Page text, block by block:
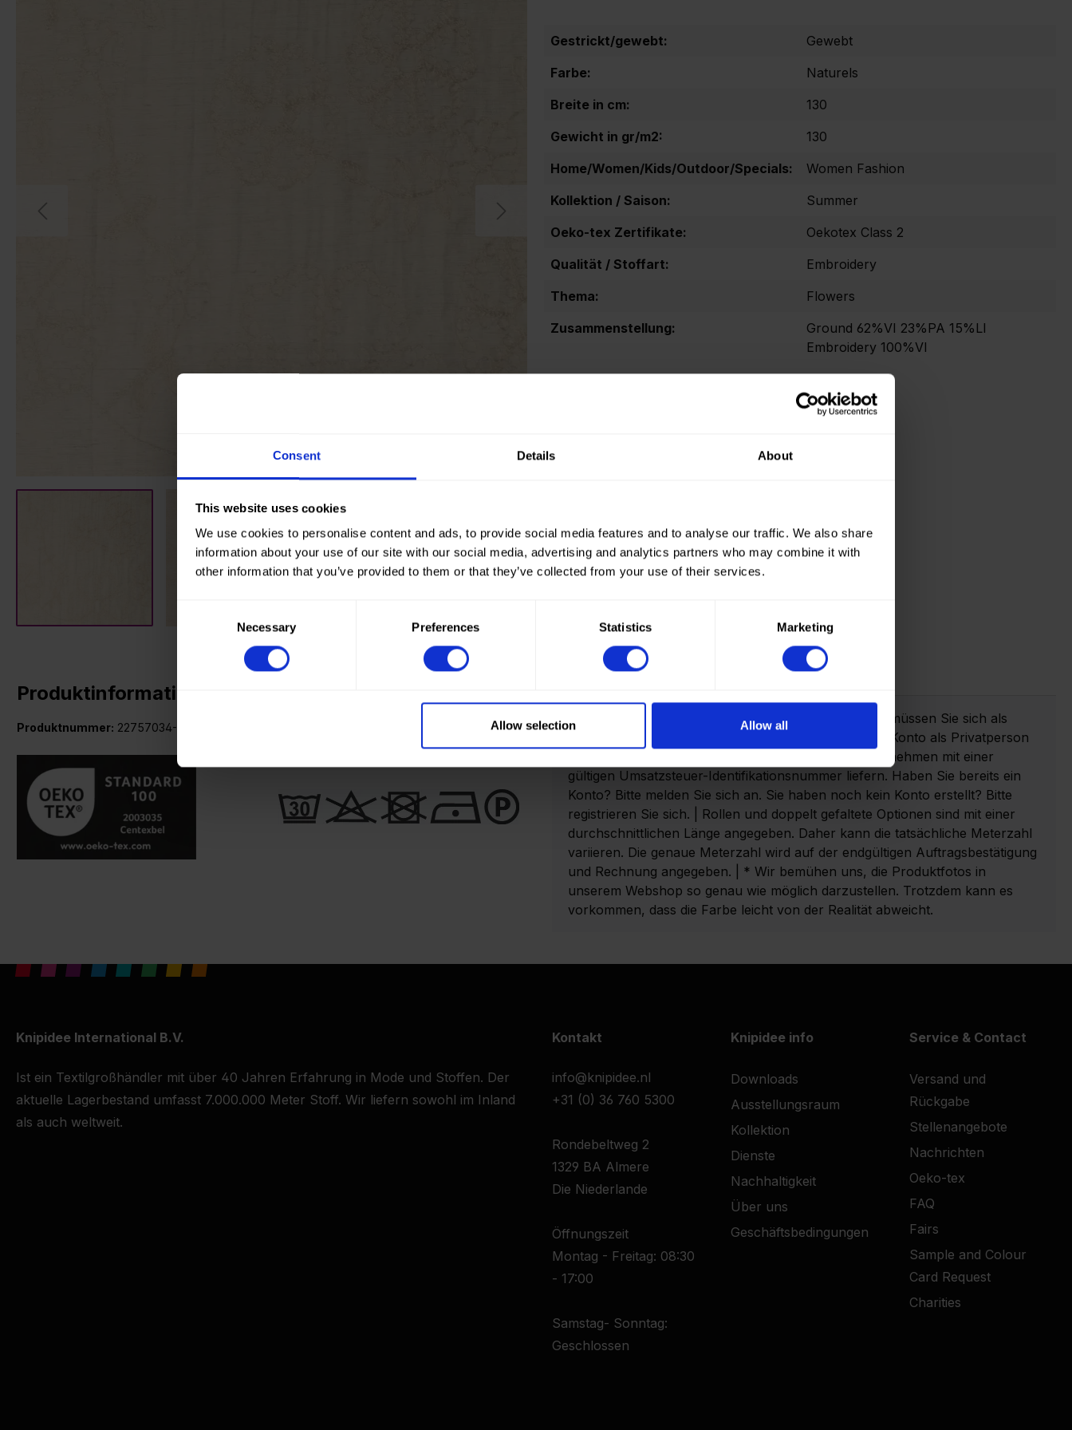
Consent Details About
This website uses cookies
We use cookies to personalise content and ads, to provide social media features and to analyse our traffic. We also share
information about your use of our site with our social media, advertising and analytics partners who may combine it with
other information that you’ve provided to them or that they’ve collected from your use of their services.
Necessary Preferences Statistics Marketing
Allow selection Allow all
Gestrickt/gewebt:
Gewebt
Farbe:
Naturels
Breite in cm:
130
Gewicht in gr/m2:
130
Home/Women/Kids/Outdoor/Specials:
Women Fashion
Kollektion / Saison:
Summer
Oeko-tex Zertifikate:
Oekotex Class 2
Qualität / Stoffart:
Embroidery
Thema:
Flowers
Zusammenstellung:
Ground 62%VI 23%PA 15%LI
Embroidery 100%VI
Produktinformationen
Produktnummer: 22757034-R
How to order?
Um Bestellungen in unserem Webshop aufzugeben, müssen Sie sich als
Geschäftskunde registrieren. Es ist nicht möglich, ein Konto als Privatperson
anzulegen. Bitte beachten Sie, dass wir nur an Unternehmen mit einer
gültigen Umsatzsteuer-Identifikationsnummer liefern. Haben Sie bereits ein
Konto? Bitte melden Sie sich an. Sie haben noch kein Konto erstellt? Bitte
registrieren Sie sich. | Rollen und doppelt gefaltete Optionen sind mit einer
durchschnittlichen Länge angegeben. Daher kann die tatsächliche Meterzahl
variieren. Die genaue Meterzahl wird auf der endgültigen Auftragsbestätigung
und Rechnung angegeben. | * Wir bemühen uns, die Produktfotos in
unserem Webshop so genau wie möglich darzustellen. Trotzdem kann es
vorkommen, dass die Farbe leicht von der Realität abweicht.
Knipidee International B.V.
Ist ein Textilgroßhändler mit über 40 Jahren Erfahrung in Mode und Stoffen. Der
aktuelle Lagerbestand umfasst 7.000.000 Meter Stoff. Wir liefern sowohl im Inland
als auch weltweit.
Kontakt
info@knipidee.nl
+31 (0) 36 760 5300
Rondebeltweg 2
1329 BA Almere
Die Niederlande
Öffnungszeit
Montag - Freitag: 08:30
- 17:00
Samstag- Sonntag:
Geschlossen
Knipidee info
Downloads
Ausstellungsraum
Kollektion
Dienste
Nachhaltigkeit
Über uns
Geschäftsbedingungen
Service & Contact
Versand und
Rückgabe
Stellenangebote
Nachrichten
Oeko-tex
FAQ
Fairs
Sample and Colour
Card Request
Charities